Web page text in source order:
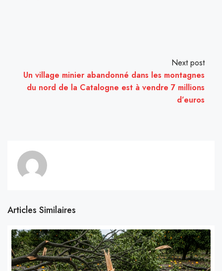
Next post
Un village minier abandonné dans les montagnes
du nord de la Catalogne est à vendre 7 millions
d’euros
Articles Similaires